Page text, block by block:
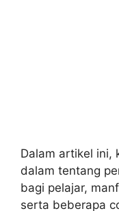
Dalam artikel ini,
dalam tentang
bagi pelajar,
serta beberapa